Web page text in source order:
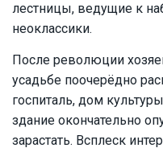
лестницы, ведущие к
неоклассики.
После революции
усадьбе поочерёдно
госпиталь, дом
здание окончательно
зарастать. Всплеск